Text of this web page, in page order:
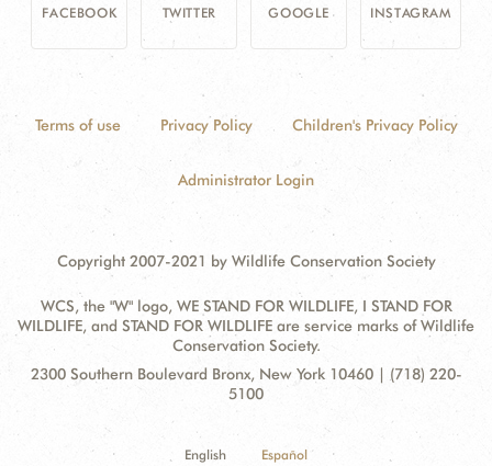
FACEBOOK TWITTER GOOGLE INSTAGRAM
Terms of use Privacy Policy Children's Privacy Policy
Administrator Login
Copyright 2007-2021 by Wildlife Conservation Society
WCS, the "W" logo, WE STAND FOR WILDLIFE, I STAND FOR
WILDLIFE, and STAND FOR WILDLIFE are service marks of Wildlife
Conservation Society.
Contact
Address:
2300 Southern Boulevard Bronx, New York 10460 | (718) 220-
5100
English Español